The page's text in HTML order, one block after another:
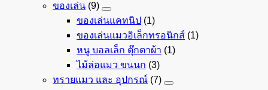
ของเล่น (9)
ของเล่นแคทนิป (1)
ของเล่นแมวอิเล็กทรอนิกส์ (1)
หนู บอลเล็ก ตุ๊กตาผ้า (1)
ไม้ล่อแมว ขนนก (3)
ทรายแมว และ อุปกรณ์ (7)